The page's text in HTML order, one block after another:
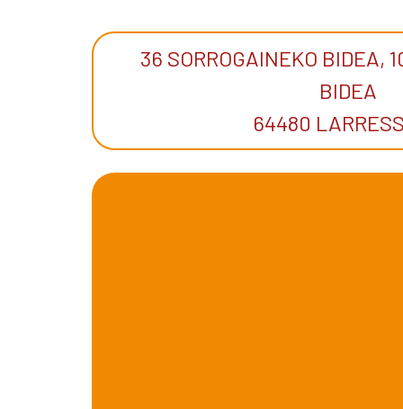
36 SORROGAINEKO BIDEA,
BIDEA
64480